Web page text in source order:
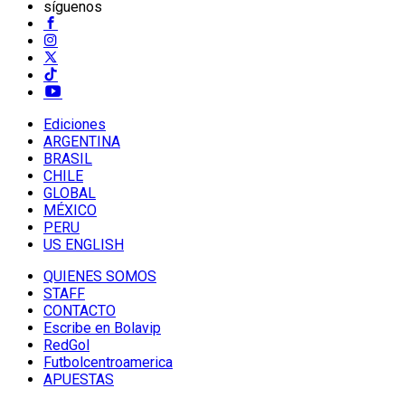
síguenos
Ediciones
ARGENTINA
BRASIL
CHILE
GLOBAL
MÉXICO
PERU
US ENGLISH
QUIENES SOMOS
STAFF
CONTACTO
Escribe en Bolavip
RedGol
Futbolcentroamerica
APUESTAS